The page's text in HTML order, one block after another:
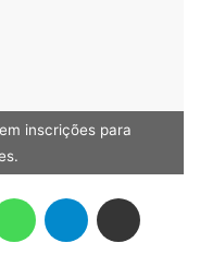
inscrições para